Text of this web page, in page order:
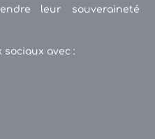
leur souveraineté
sociaux avec :